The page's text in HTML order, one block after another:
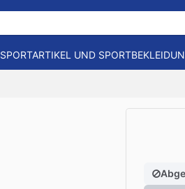
SPORTARTIKEL UND